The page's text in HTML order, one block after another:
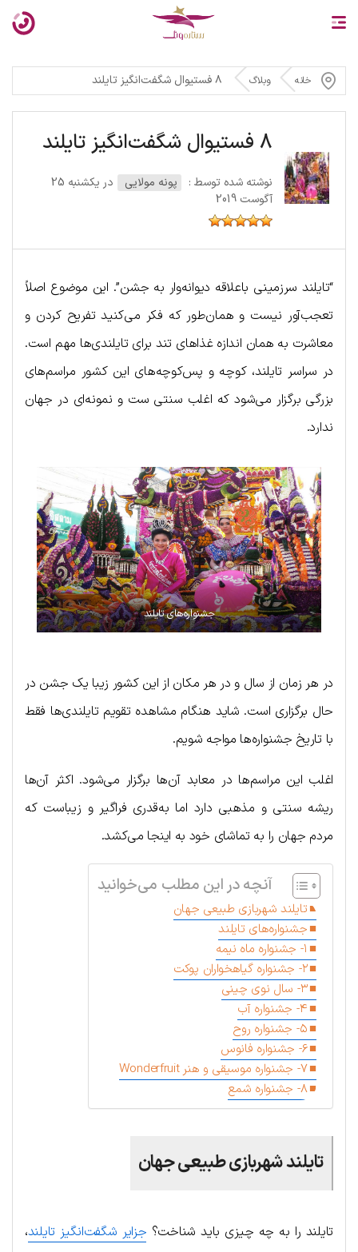
خانه وبلاگ ۸ فستیوال شگفت‌انگیز تایلند
8 فستیوال شگفت‌انگیز تایلند
نوشته شده توسط : پونه مولایی
در یکشنبه 25
آگوست 2019
“تایلند سرزمینی باعلاقه دیوانه‌وار به جشن”. این موضوع اصلاً
تعجب‌آور نیست و همان‌طور که فکر می‌کنید تفریح کردن و
معاشرت به همان اندازه غذاهای تند برای تایلندی‌ها مهم است.
در سراسر تایلند، کوچه و پس‌کوچه‌های این کشور مراسم‌های
بزرگی برگزار می‌شود که اغلب سنتی ست و نمونه‌ای در جهان
ندارد.
جشنواره‌های تایلند
در هر زمان از سال و در هر مکان از این کشور زیبا یک جشن در
حال برگزاری است. شاید هنگام مشاهده تقویم تایلندی‌ها فقط
با تاریخ جشنواره‌ها مواجه شویم.
اغلب این مراسم‌ها در معابد آن‌ها برگزار می‌شود. اکثر آن‌ها
ریشه سنتی و مذهبی دارد اما به‌قدری فراگیر و زیباست که
مردم جهان را به تماشای خود به اینجا می‌کشد.
آنچه در این مطلب می‌خوانید
تایلند شهربازی طبیعی جهان
جشنواره‌های تایلند
۱- جشنواره ماه نیمه
۲- جشنواره گیاهخواران پوکت
۳- سال نوی چینی
۴- جشنواره آب
۵- جشنواره روح
۶- جشنواره فانوس
۷- جشنواره موسیقی و هنر Wonderfruit
۸- جشنواره شمع
تایلند شهربازی طبیعی جهان
تایلند را به چه چیزی باید شناخت؟ جزایر شگفت‌انگیز تایلند،